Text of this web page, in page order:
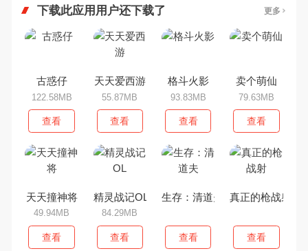
下载此应用用户还下载了 更多
古惑仔
122.58MB
查看
天天爱西游
55.87MB
查看
格斗火影
93.83MB
查看
卖个萌仙
79.63MB
查看
天天撞神将
49.94MB
查看
精灵战记OL
84.29MB
查看
生存：清道夫
查看
真正的枪战射
查看